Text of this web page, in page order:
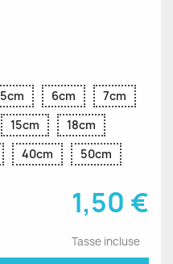
5cm 6cm
7cm
15cm
18cm
40cm 50cm
1,50 €
Tasse incluse